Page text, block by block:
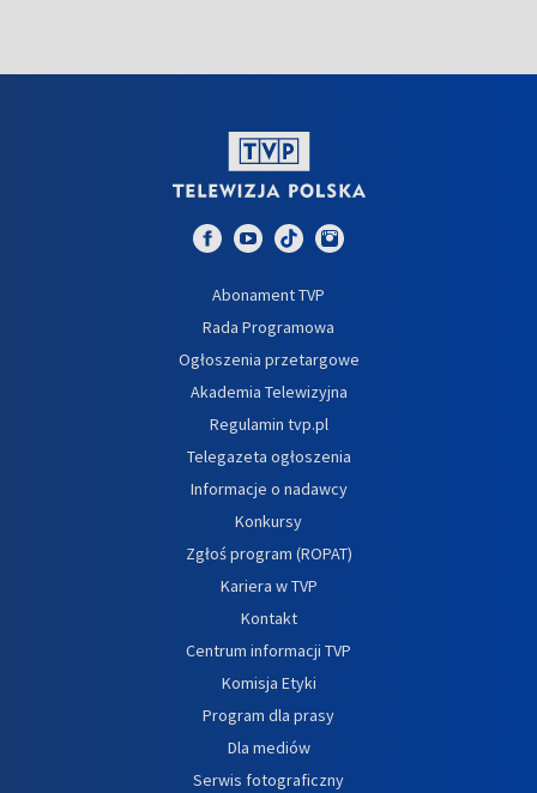
Abonament TVP
Rada Programowa
Ogłoszenia przetargowe
Akademia Telewizyjna
Regulamin tvp.pl
Telegazeta ogłoszenia
Informacje o nadawcy
Konkursy
Zgłoś program (ROPAT)
Kariera w TVP
Kontakt
Centrum informacji TVP
Komisja Etyki
Program dla prasy
Dla mediów
Serwis fotograficzny